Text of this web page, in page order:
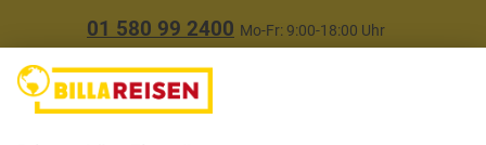
01 580 99 2400 Mo-Fr: 9:00-18:00 Uhr
Über uns